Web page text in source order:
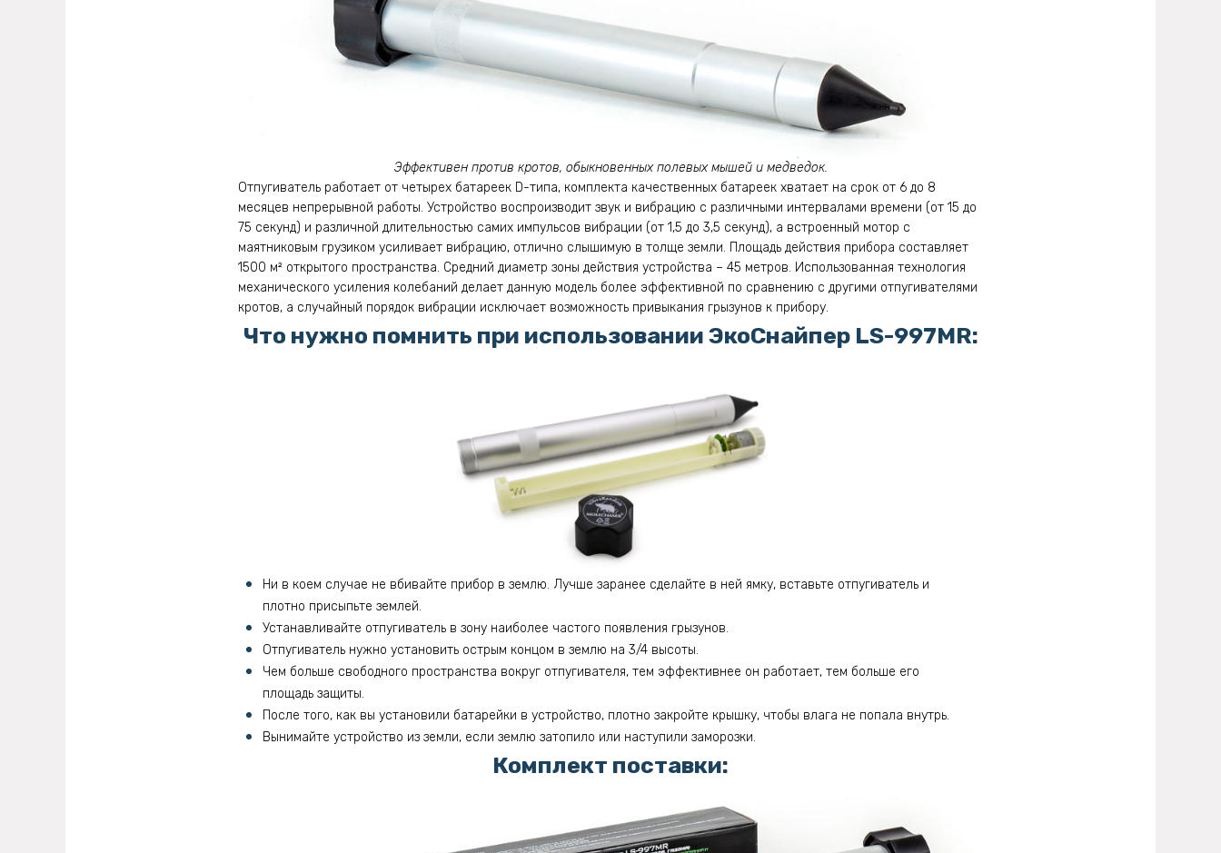
Эффективен против кротов, обыкновенных полевых мышей и медведок.
Отпугиватель работает от четырех батареек D-типа, комплекта качественных батареек хватает на срок от 6 до 8
месяцев непрерывной работы. Устройство воспроизводит звук и вибрацию с различными интервалами времени (от 15 до
75 секунд) и различной длительностью самих импульсов вибрации (от 1,5 до 3,5 секунд), а встроенный мотор с
маятниковым грузиком усиливает вибрацию, отлично слышимую в толще земли. Площадь действия прибора составляет
1500 м² открытого пространства. Средний диаметр зоны действия устройства – 45 метров. Использованная технология
механического усиления колебаний делает данную модель более эффективной по сравнению с другими отпугивателями
кротов, а случайный порядок вибрации исключает возможность привыкания грызунов к прибору.
Что нужно помнить при использовании ЭкоСнайпер LS-997MR:
Ни в коем случае не вбивайте прибор в землю. Лучше заранее сделайте в ней ямку, вставьте отпугиватель и
плотно присыпьте землей.
Устанавливайте отпугиватель в зону наиболее частого появления грызунов.
Отпугиватель нужно установить острым концом в землю на 3/4 высоты.
Чем больше свободного пространства вокруг отпугивателя, тем эффективнее он работает, тем больше его
площадь защиты.
После того, как вы установили батарейки в устройство, плотно закройте крышку, чтобы влага не попала внутрь.
Вынимайте устройство из земли, если землю затопило или наступили заморозки.
Комплект поставки: